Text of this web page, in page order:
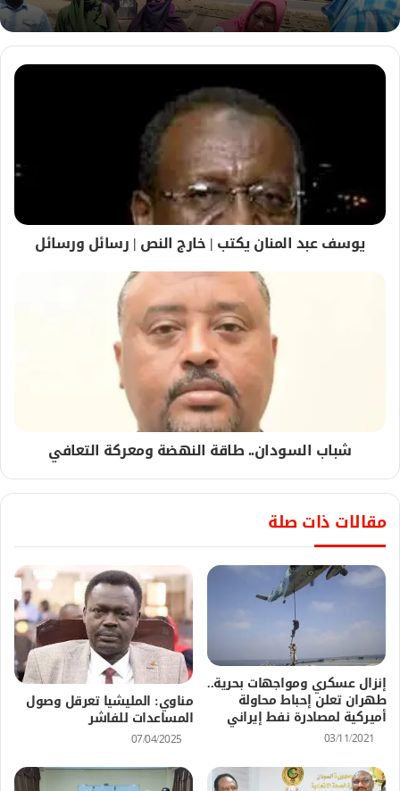
يوسف عبد المنان يكتب | خارج النص | رسائل ورسائل
شباب السودان.. طاقة النهضة ومعركة التعافي
مقالات ذات صلة
إنزال عسكري ومواجهات بحرية..
طهران تعلن إحباط محاولة
أميركية لمصادرة نفط إيراني
03/11/2021
مناوي: المليشيا تعرقل وصول
المساعدات للفاشر
07/04/2025